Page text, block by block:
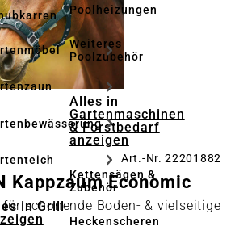
in Grill
Poolheizungen
Weiteres
Poolzubehör
Alles in
Gartenmaschinen
& Forstbedarf
anzeigen
Kettensägen &
Zubehör
Heckenscheren
Art.-Nr. 22201882
Kappzaum Economic
schonende Boden- & vielseitige